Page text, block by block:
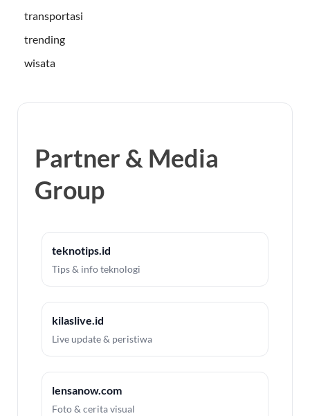
transportasi
trending
wisata
Partner & Media
Group
teknotips.id
Tips & info teknologi
kilaslive.id
Live update & peristiwa
lensanow.com
Foto & cerita visual